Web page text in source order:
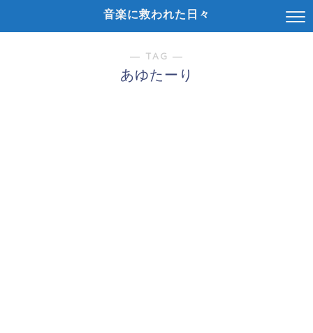
音楽に救われた日々
― TAG ―
あゆたーり